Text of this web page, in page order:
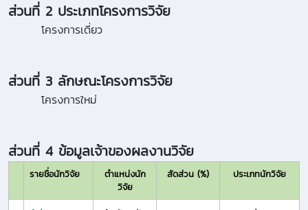
ส่วนที่ 2 ประเภทโครงการวิจัย
โครงการเดี่ยว
ส่วนที่ 3 ลักษณะโครงการวิจัย
โครงการใหม่
ส่วนที่ 4 ข้อมูลเจ้าของผลงานวิจัย
รายชื่อนักวิจัย
ตำแหน่งนัก
วิจัย
สัดส่วน (%) ประเภทนักวิจัย